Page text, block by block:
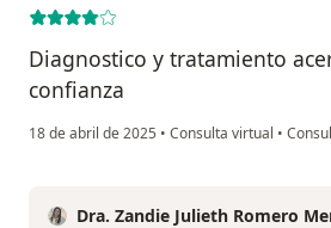
Diagnostico y tratamiento
confianza
18 de abril de 2025 • Consulta virtual •
Dra. Zandie Julieth Romero